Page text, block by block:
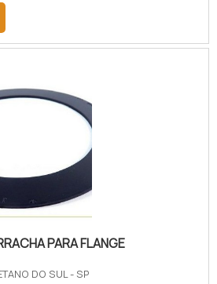
por ser
e encaixe do eixo
ser encontrada em
específica da
Gaxeta Standard,
SOBRE O
consideração da
gaxeta hidráulica
a pressão .
PARA FLANGE
DO SUL - SP